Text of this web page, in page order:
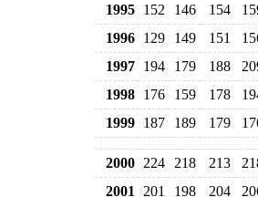
1995 152 146 154
1996 129 149 151
1997 194 179 188
1998 176 159 178
1999 187 189 179
2000 224 218 213
2001
201 198 204